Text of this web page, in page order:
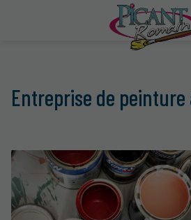
Entreprise de peinture